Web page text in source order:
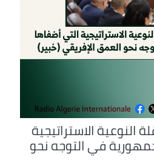
النوعية الاستراتيجية
في التوجه نحو